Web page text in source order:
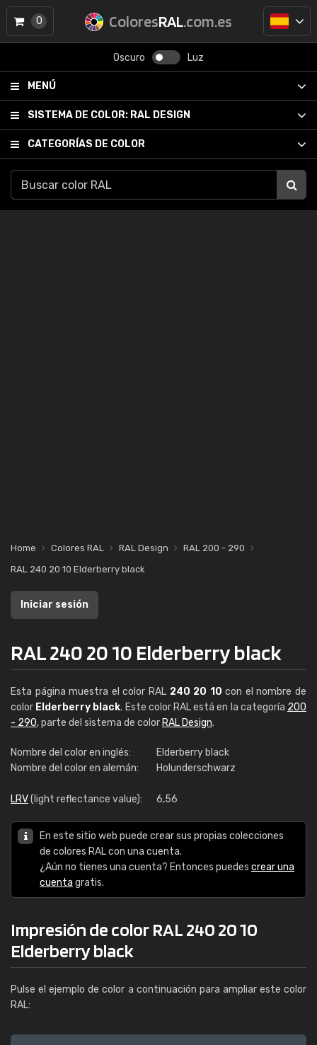
ColoresRAL.com.es
Oscuro Luz
MENÚ
SISTEMA DE COLOR: RAL DESIGN
CATEGORÍAS DE COLOR
0
Home Colores RAL RAL Design
RAL 200 - 290
RAL 240 20 10 Elderberry black
Iniciar sesión
RAL 240 20 10 Elderberry black
Esta página muestra el color RAL 240 20 10 con el nombre de
color Elderberry black. Este color RAL está en la categoría 200
- 290, parte del sistema de color RAL Design.
Nombre del color en inglés:
Elderberry black
Nombre del color en alemán:
Holunderschwarz
LRV(light reflectance value): 6,56
En este sitio web puede crear sus propias colecciones
de colores RAL con una cuenta.
¿Aún no tienes una cuenta? Entonces puedes crear una
cuenta gratis.
Impresión de color RAL 240 20 10
Elderberry black
Pulse el ejemplo de color a continuación para ampliar este color
RAL: